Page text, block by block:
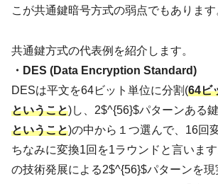
こが共通鍵暗号方式の弱点でもあります
共通鍵方式の代表例を紹介します。
・DES (Data Encryption Standard)
DESは平文を64ビット単位に分割(64ビ
ということ)し、2$^{56}$パターンある
ということ)の中から１つ選んで、16回
ちなみに変換1回を1ラウンドと言いま
の技術発展による2$^{56}$パターンを